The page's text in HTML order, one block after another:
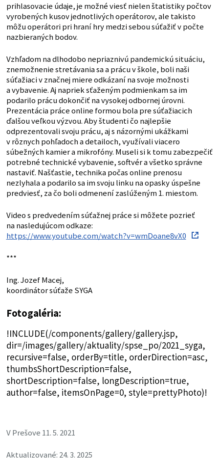
prihlasovacie údaje, je možné viesť nielen štatistiky počtov
vyrobených kusov jednotlivých operátorov, ale takisto
môžu operátori pri hraní hry medzi sebou súťažiť v počte
nazbieraných bodov.
Vzhľadom na dlhodobo nepriaznivú pandemickú situáciu,
znemožnenie stretávania sa a prácu v škole, boli naši
súťažiaci v značnej miere odkázaní na svoje možnosti
a vybavenie. Aj napriek sťaženým podmienkam sa im
podarilo prácu dokončiť na vysokej odbornej úrovni.
Prezentácia práce online formou bola pre súťažiacich
ďalšou veľkou výzvou. Aby študenti čo najlepšie
odprezentovali svoju prácu, aj s názornými ukážkami
v rôznych pohľadoch a detailoch, využívali viacero
súbežných kamier a mikrofóny. Museli si k tomu zabezpečiť
potrebné technické vybavenie, softvér a všetko správne
nastaviť. Našťastie, technika počas online prenosu
nezlyhala a podarilo sa im svoju linku na opasky úspešne
predviesť, za čo boli odmenení zaslúženým 1. miestom.
Video s predvedením súťažnej práce si môžete pozrieť
na nasledujúcom odkaze:
https://www.youtube.com/watch?v=wmDoane8vX0
***
Ing. Jozef Macej,
koordinátor súťaže SYGA
Fotogaléria:
!INCLUDE(/components/gallery/gallery.jsp,
dir=/images/gallery/aktuality/spse_po/2021_syga,
recursive=false, orderBy=title, orderDirection=asc,
thumbsShortDescription=false,
shortDescription=false, longDescription=true,
author=false, itemsOnPage=0, style=prettyPhoto)!
V Prešove 11. 5. 2021
Aktualizované: 24. 3. 2025